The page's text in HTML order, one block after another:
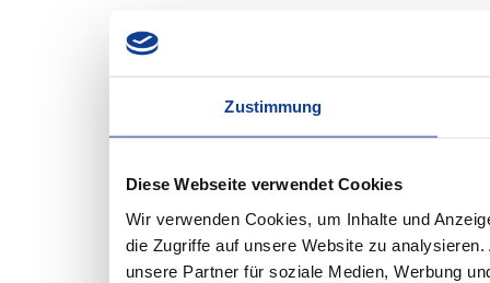
Zustimmung
Diese Webseite verwendet Cookies
Wir verwenden Cookies, um Inhalte und
die Zugriffe auf unsere Website zu
unsere Partner für soziale Medien, Werbung